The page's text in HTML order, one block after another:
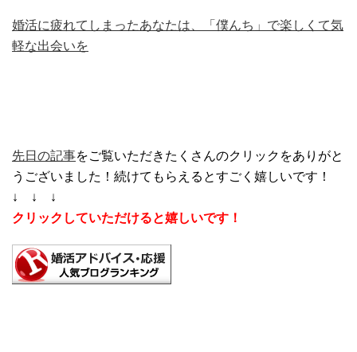
婚活に疲れてしまったあなたは、「僕んち」で楽しくて気
軽な出会いを
先日の記事をご覧いただきたくさんのクリックをありがと
うございました！続けてもらえるとすごく嬉しいです！
↓ ↓ ↓
クリックしていただけると嬉しいです！